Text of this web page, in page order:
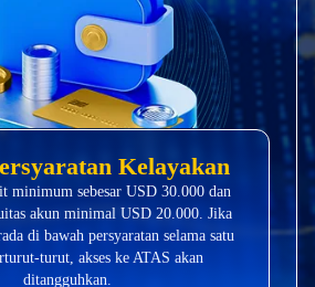
Kelayakan
minimum sebesar USD 30.000 dan
akun minimal USD 20.000. Jika
di bawah persyaratan selama satu
turut, akses ke ATAS akan
ditangguhkan.